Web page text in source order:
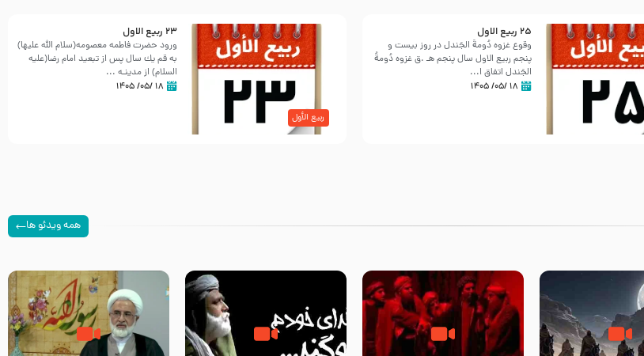
25 ربيع الاول
وقوع غزوه دُومةُ الجَندل در روز بیست و
پنجم ربیع الاول سال پنجم هـ .ق غزوه دُومةُ
الجَندل اتفاق ا...
۱۸ /۰۵/ ۱۴۰۵
ربیع الأول
23 ربيع الاول
ورود حضرت فاطمه معصومه(سلام الله علیها)
به قم یك سال پس از تبعید امام رضا(علیه
السلام) از مدینـه ...
۱۸ /۰۵/ ۱۴۰۵
همه ویدئو ها